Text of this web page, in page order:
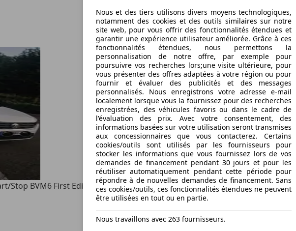
Stop BVM6 First Edition
Nous et des tiers utilisons divers moyens technologiques,
notamment des cookies et des outils similaires sur notre
site web, pour vous offrir des fonctionnalités étendues et
garantir une expérience utilisateur améliorée. Grâce à ces
fonctionnalités étendues, nous permettons la
personnalisation de notre offre, par exemple pour
poursuivre vos recherches lors;une visite ultérieure, pour
vous présenter des offres adaptées à votre région ou pour
fournir et évaluer des publicités et des messages
personnalisés. Nous enregistrons votre adresse e-mail
localement lorsque vous la fournissez pour des recherches
enregistrées, des véhicules favoris ou dans le cadre de
l'évaluation des prix. Avec votre consentement, des
informations basées sur votre utilisation seront transmises
aux concessionnaires que vous contacterez. Certains
cookies/outils sont utilisés par les fournisseurs pour
stocker les informations que vous fournissez lors de vos
demandes de financement pendant 30 jours et pour les
réutiliser automatiquement pendant cette période pour
répondre à de nouvelles demandes de financement. Sans
ces cookies/outils, ces fonctionnalités étendues ne peuvent
être utilisées en tout ou en partie.
Nous travaillons avec 263 fournisseurs.